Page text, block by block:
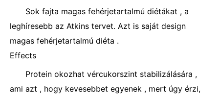
Sok fajta magas fehérjetartalmú diétákat , a
leghíresebb az Atkins tervet. Azt is saját design
magas fehérjetartalmú diéta .
Effects
Protein okozhat vércukorszint stabilizálására ,
ami azt , hogy kevesebbet egyenek , mert úgy érzi,